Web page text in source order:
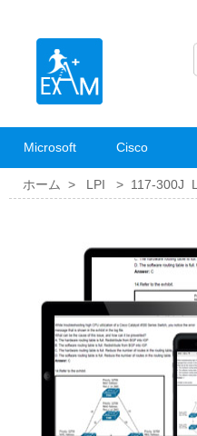
Microsoft Cisco
ホーム > LPI > 117-300J